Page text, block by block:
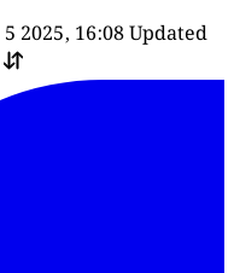
2025, 16:08Updated